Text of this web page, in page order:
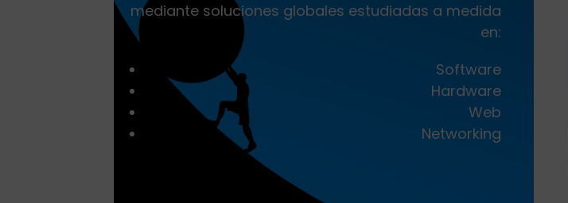
mediante soluciones globales estudiadas a medida
en:
Software
Hardware
Web
Networking